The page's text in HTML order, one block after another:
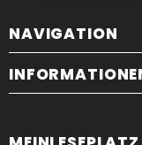
NAVIGATION